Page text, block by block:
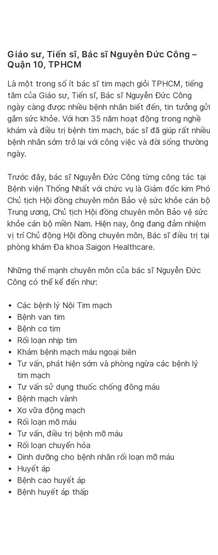
Giáo sư, Tiến sĩ, Bác sĩ Nguyễn Đức Công –
Quận 10, TPHCM
Là một trong số ít bác sĩ tim mạch giỏi TPHCM, tiếng
tăm của Giáo sư, Tiến sĩ, Bác sĩ Nguyễn Đức Công
ngày càng được nhiều bệnh nhân biết đến, tin tưởng gửi
gắm sức khỏe. Với hơn 35 năm hoạt động trong nghề
khám và điều trị bệnh tim mạch, bác sĩ đã giúp rất nhiều
bệnh nhân sớm trở lại với công việc và đời sống thường
ngày.
Trước đây, bác sĩ Nguyễn Đức Công từng công tác tại
Bệnh viện Thống Nhất với chức vụ là Giám đốc kim Phó
Chủ tịch Hội đồng chuyên môn Bảo vệ sức khỏe cán bộ
Trung ương, Chủ tịch Hội đồng chuyên môn Bảo vệ sức
khỏe cán bộ miền Nam. Hiện nay, ông đang đảm nhiệm
vị trí Chủ động Hội đồng chuyên môn, Bác sĩ điều trị tại
phòng khám Đa khoa Saigon Healthcare.
Những thế mạnh chuyên môn của bác sĩ Nguyễn Đức
Công có thể kể đến như:
Các bệnh lý Nội Tim mạch
Bệnh van tim
Bệnh cơ tim
Rối loạn nhịp tim
Khám bệnh mạch máu ngoại biên
Tư vấn, phát hiện sớm và phòng ngừa các bệnh lý
tim mạch
Tư vấn sử dụng thuốc chống đông máu
Bệnh mạch vành
Xơ vữa động mạch
Rối loạn mỡ máu
Tư vấn, điều trị bệnh mỡ máu
Rối loạn chuyển hóa
Dinh dưỡng cho bệnh nhân rối loạn mỡ máu
Huyết áp
Bệnh cao huyết áp
Bệnh huyết áp thấp